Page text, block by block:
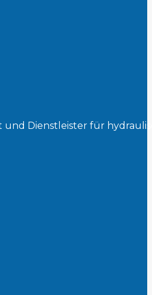
Dienstleister für